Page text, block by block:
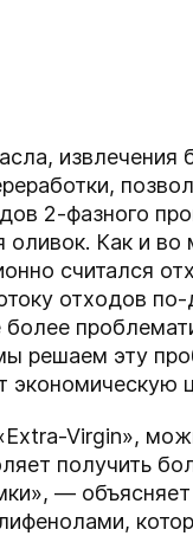
извлечения
2-фазного
Как и во
считался
отходов
решаем эту
Virgin»,
получить
—